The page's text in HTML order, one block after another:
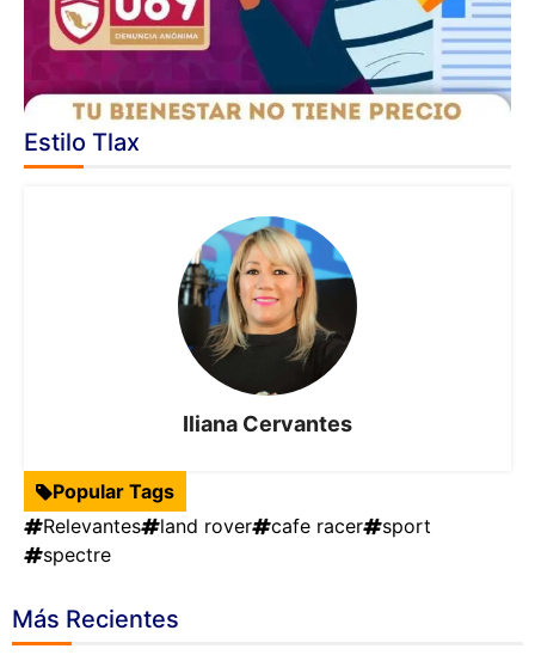
Estilo Tlax
Iliana Cervantes
Popular Tags
Relevantes
land rover cafe racer
sport
spectre
Más Recientes